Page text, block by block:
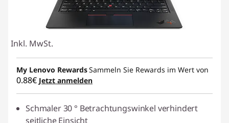
Inkl. MwSt.
My Lenovo RewardsSammeln Sie Rewards im Wert von
0.88€ Jetzt anmelden
Schmaler 30 ° Betrachtungswinkel verhindert
seitliche Einsicht